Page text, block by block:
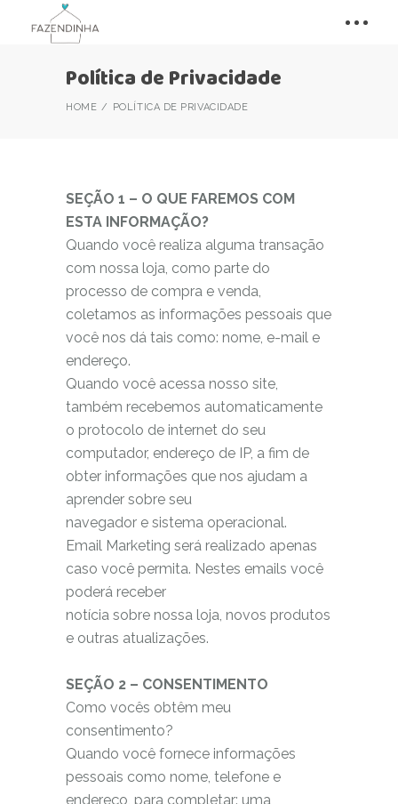
Política de Privacidade
HOME POLÍTICA DE PRIVACIDADE
SEÇÃO 1 – O QUE FAREMOS COM
ESTA INFORMAÇÃO?
Quando você realiza alguma transação
com nossa loja, como parte do
processo de compra e venda,
coletamos as informações pessoais que
você nos dá tais como: nome, e-mail e
endereço.
Quando você acessa nosso site,
também recebemos automaticamente
o protocolo de internet do seu
computador, endereço de IP, a fim de
obter informações que nos ajudam a
aprender sobre seu
navegador e sistema operacional.
Email Marketing será realizado apenas
caso você permita. Nestes emails você
poderá receber
notícia sobre nossa loja, novos produtos
e outras atualizações.
SEÇÃO 2 – CONSENTIMENTO
Como vocês obtêm meu
consentimento?
Quando você fornece informações
pessoais como nome, telefone e
endereço, para completar: uma